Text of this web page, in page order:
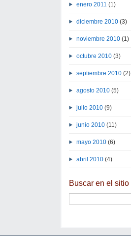
enero 2011 (1)
diciembre 2010(3)
noviembre 2010(1)
octubre 2010(3)
septiembre 2010(2)
agosto 2010(5)
julio 2010(9)
junio 2010(11)
mayo 2010(6)
abril 2010(4)
Buscar en el sitio